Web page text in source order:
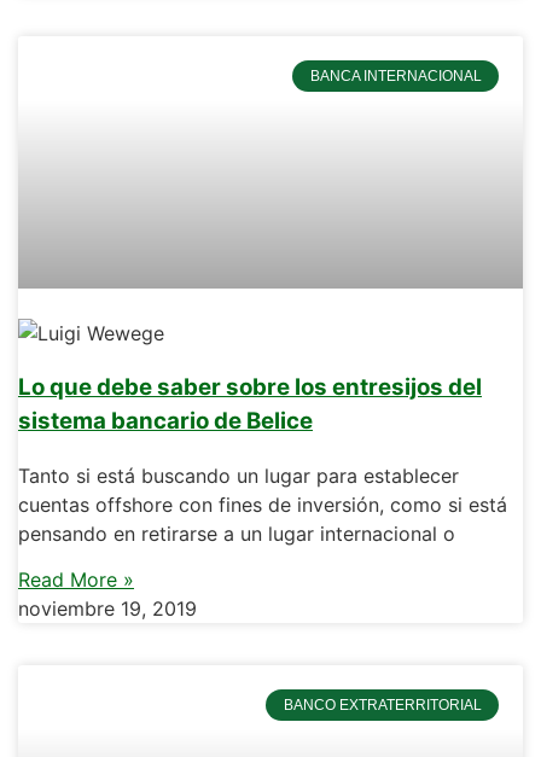
BANCA INTERNACIONAL
Lo que debe saber sobre los entresijos del
sistema bancario de Belice
Tanto si está buscando un lugar para establecer
cuentas offshore con fines de inversión, como si está
pensando en retirarse a un lugar internacional o
Read More »
noviembre 19, 2019
BANCO EXTRATERRITORIAL